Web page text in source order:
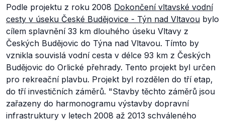
Podle projektu z roku 2008 Dokončení vltavské vodní
cesty v úseku České Budějovice - Týn nad Vltavou bylo
cílem splavnění 33 km dlouhého úseku Vltavy z
Českých Budějovic do Týna nad Vltavou. Tímto by
vznikla souvislá vodní cesta v délce 93 km z Českých
Budějovic do Orlické přehrady. Tento projekt byl určen
pro rekreační plavbu. Projekt byl rozdělen do tří etap,
do tří investičních záměrů. "Stavby těchto záměrů jsou
zařazeny do harmonogramu výstavby dopravní
infrastruktury v letech 2008 až 2013 schváleného